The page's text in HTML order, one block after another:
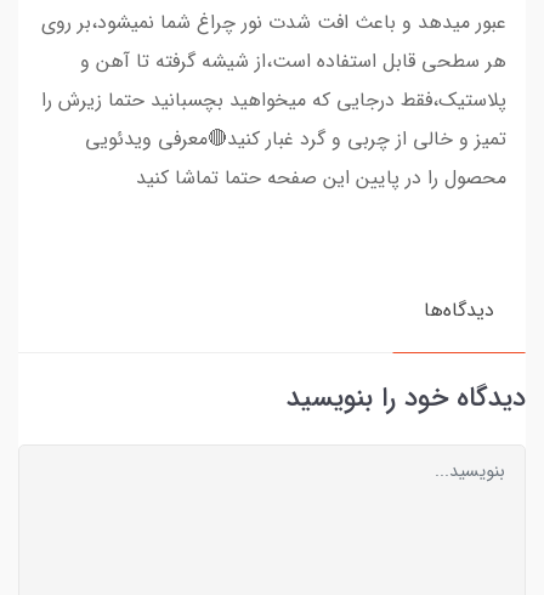
عبور میدهد و باعث افت شدت نور چراغ شما نمیشود،بر روی
هر سطحی قابل استفاده است،از شیشه گرفته تا آهن و
پلاستیک،فقط درجایی که میخواهید بچسبانید حتما زیرش را
تمیز و خالی از چربی و گرد غبار کنید🔴معرفی ویدئویی
محصول را در پایین این صفحه حتما تماشا کنید
دیدگاه‌ها
دیدگاه خود را بنویسید